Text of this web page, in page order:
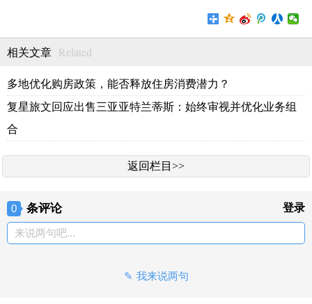
相关文章 Related
多地优化购房政策，能否释放住房消费潜力？
复星旅文回应出售三亚亚特兰蒂斯：始终审视并优化业务组
合
返回栏目>>
0 条评论 登录
来说两句吧...
我来说两句